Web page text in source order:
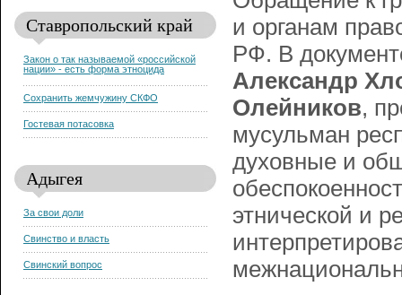
Ставропольский край
Закон о так называемой «российской
нации» - есть форма этноцида
Сохранить жемчужину СКФО
Гостевая потасовка
Адыгея
За свои доли
Свинство и власть
Свинский вопрос
и органам
РФ. В
Александр
Олейников,
мусульман
духовные и
этнической и